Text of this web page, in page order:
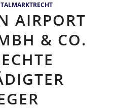
AIRPORT
& CO.